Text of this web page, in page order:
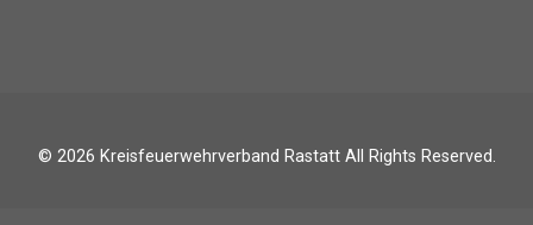
© 2026 Kreisfeuerwehrverband RastattAll Rights Reserved.